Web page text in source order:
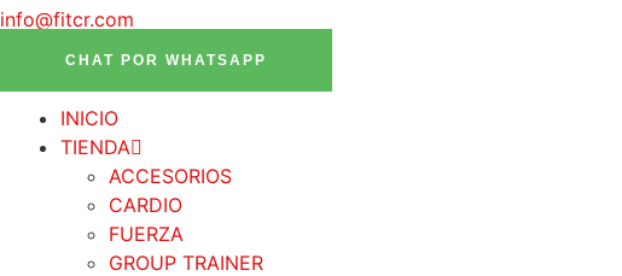
info@fitcr.com
CHAT POR WHATSAPP
INICIO
TIENDA
ACCESORIOS
CARDIO
FUERZA
GROUP TRAINER